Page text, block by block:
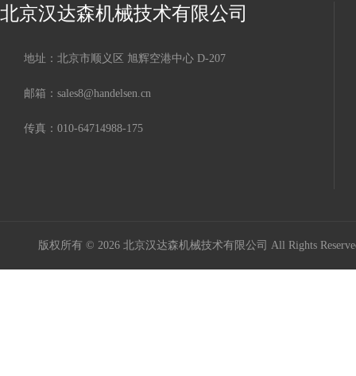
北京汉达森机械技术有限公司
地址：北京市顺义区 旭辉空港中心 D-207
邮箱：sales8@handelsen.cn
传真：010-64714988-175
版权所有 © 2026 北京汉达森机械技术有限公司 All Rights